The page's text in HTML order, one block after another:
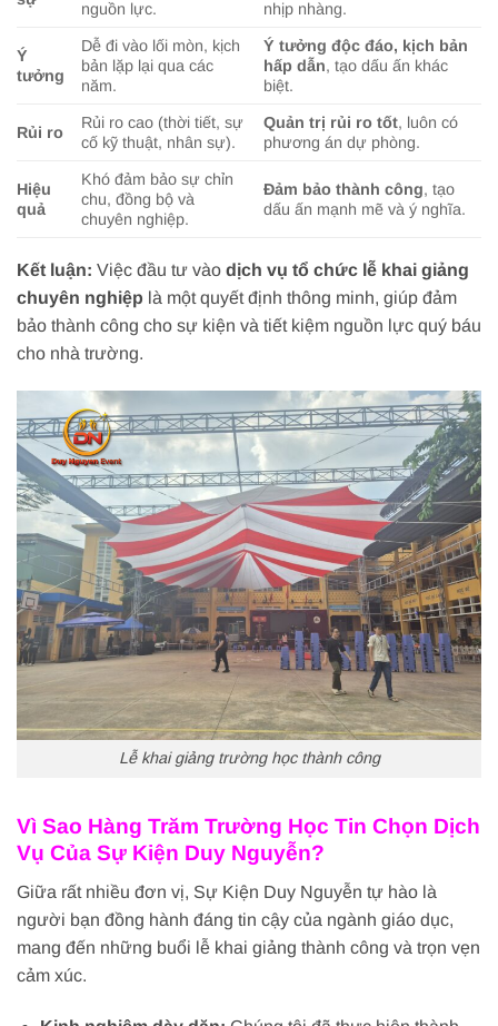
nguồn lực.
nhịp nhàng.
Ý
tưởng
Dễ đi vào lối mòn, kịch
bản lặp lại qua các
năm.
Ý tưởng độc đáo, kịch bản
hấp dẫn, tạo dấu ấn khác
biệt.
Rủi ro
Rủi ro cao (thời tiết, sự
cố kỹ thuật, nhân sự).
Quản trị rủi ro tốt, luôn có
phương án dự phòng.
Hiệu
quả
Khó đảm bảo sự chỉn
chu, đồng bộ và
chuyên nghiệp.
Đảm bảo thành công, tạo
dấu ấn mạnh mẽ và ý nghĩa.
Kết luận: Việc đầu tư vào dịch vụ tổ chức lễ khai giảng
chuyên nghiệp là một quyết định thông minh, giúp đảm
bảo thành công cho sự kiện và tiết kiệm nguồn lực quý báu
cho nhà trường.
Lễ khai giảng trường học thành công
Vì Sao Hàng Trăm Trường Học Tin Chọn Dịch
Vụ Của Sự Kiện Duy Nguyễn?
Giữa rất nhiều đơn vị, Sự Kiện Duy Nguyễn tự hào là
người bạn đồng hành đáng tin cậy của ngành giáo dục,
mang đến những buổi lễ khai giảng thành công và trọn vẹn
cảm xúc.